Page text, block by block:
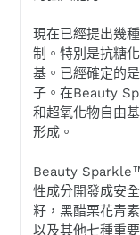
現在已經提出幾
制。特別是抗糖
基。已經確定的
子。在Beauty
和超氧化物自由
形成。
Beauty
性成分開發成安
籽，黑醋栗花青
以及其他七種重